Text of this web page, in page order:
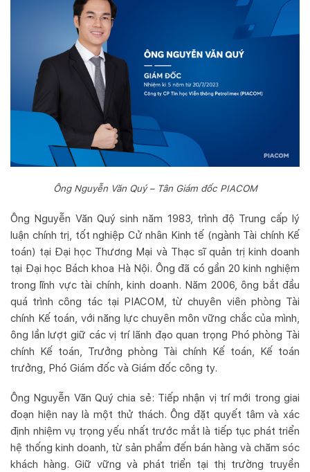
Ông Nguyễn Văn Quý – Tân Giám đốc PIACOM
Ông Nguyễn Văn Quý sinh năm 1983, trình độ Trung cấp lý
luận chính trị, tốt nghiệp Cử nhân Kinh tế (ngành Tài chính Kế
toán) tại Đại học Thương Mại và Thạc sĩ quản trị kinh doanh
tại Đại học Bách khoa Hà Nội. Ông đã có gần 20 kinh nghiệm
trong lĩnh vực tài chính, kinh doanh. Năm 2006, ông bắt đầu
quá trình công tác tại PIACOM, từ chuyên viên phòng Tài
chính Kế toán, với năng lực chuyên môn vững chắc của mình,
ông lần lượt giữ các vị trí lãnh đạo quan trọng Phó phòng Tài
chính Kế toán, Trưởng phòng Tài chính Kế toán, Kế toán
trưởng, Phó Giám đốc và Giám đốc công ty.
Ông Nguyễn Văn Quý chia sẻ: Tiếp nhận vị trí mới trong giai
đoạn hiện nay là một thử thách. Ông đặt quyết tâm và xác
định nhiệm vụ trọng yếu nhất trước mắt là tiếp tục phát triển
hệ thống kinh doanh, từ sản phẩm đến bán hàng và chăm sóc
khách hàng. Giữ vững và phát triển tại thị trường truyền